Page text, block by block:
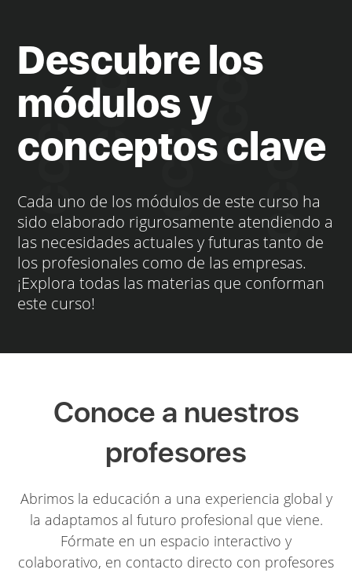
Descubre los
módulos y
conceptos clave
Cada uno de los módulos de este curso ha
sido elaborado rigurosamente atendiendo a
las necesidades actuales y futuras tanto de
los profesionales como de las empresas.
¡Explora todas las materias que conforman
este curso!
Conoce a nuestros
profesores
Abrimos la educación a una experiencia global y
la adaptamos al futuro profesional que viene.
Fórmate en un espacio interactivo y
colaborativo, en contacto directo con profesores